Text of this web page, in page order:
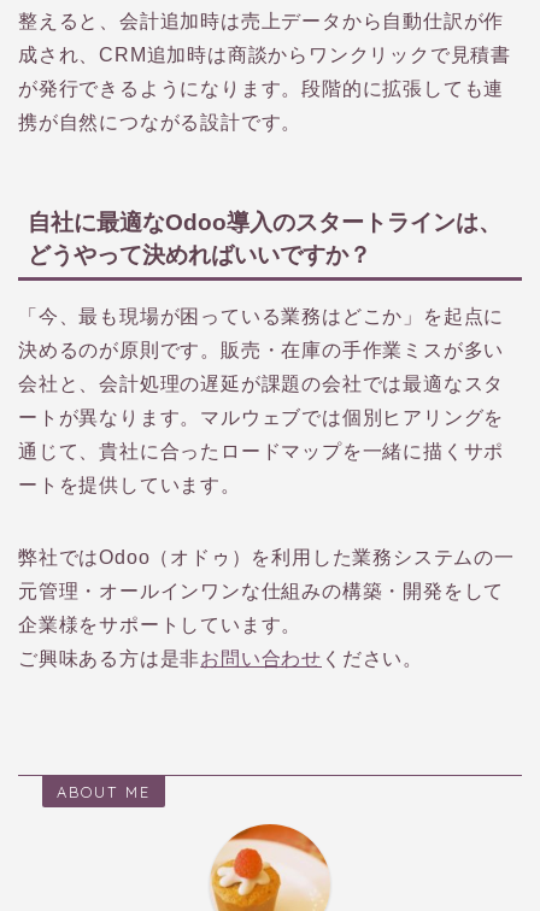
整えると、会計追加時は売上データから自動仕訳が作
成され、CRM追加時は商談からワンクリックで見積書
が発行できるようになります。段階的に拡張しても連
携が自然につながる設計です。
自社に最適なOdoo導入のスタートラインは、
どうやって決めればいいですか？
「今、最も現場が困っている業務はどこか」を起点に
決めるのが原則です。販売・在庫の手作業ミスが多い
会社と、会計処理の遅延が課題の会社では最適なスタ
ートが異なります。マルウェブでは個別ヒアリングを
通じて、貴社に合ったロードマップを一緒に描くサポ
ートを提供しています。
弊社ではOdoo（オドゥ）を利用した業務システムの一
元管理・オールインワンな仕組みの構築・開発をして
企業様をサポートしています。
ご興味ある方は是非お問い合わせ ください。
ABOUT ME